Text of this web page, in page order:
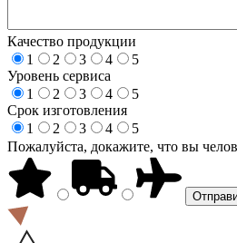
Качество продукции
1
2 3 4
5
Уровень сервиса
1
2 3 4
5
Срок изготовления
1
2 3 4
5
Пожалуйста, докажите, что вы